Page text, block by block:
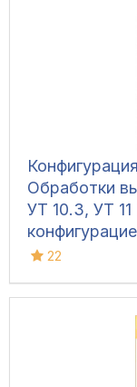
Обработки
УТ 10.3, УТ
22